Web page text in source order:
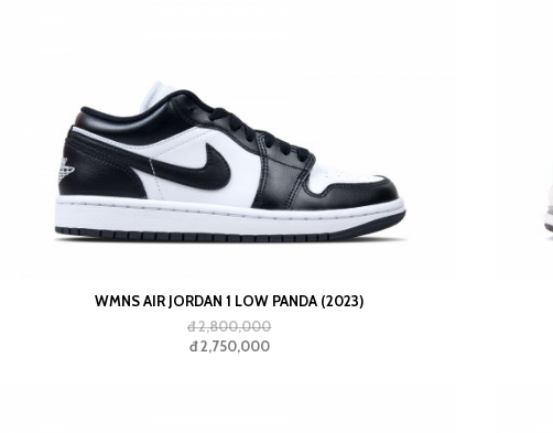
WMNS AIR JORDAN 1 LOW PANDA (2023)
đ 2,800,000
đ 2,750,000